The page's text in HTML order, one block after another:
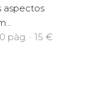
aspectos
pàg. · 15 €